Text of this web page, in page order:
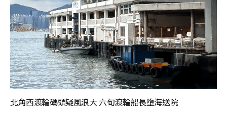
北角西渡輪碼頭疑風浪大 六旬渡輪船長墮海送院